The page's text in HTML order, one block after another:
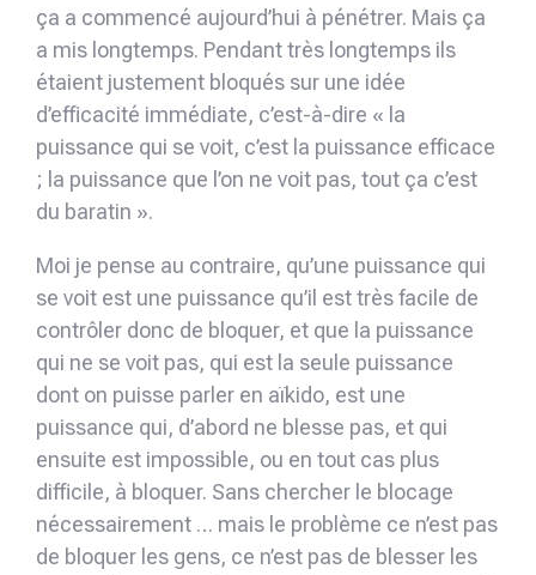
ça a commencé aujourd’hui à pénétrer. Mais ça
a mis longtemps. Pendant très longtemps ils
étaient justement bloqués sur une idée
d’efficacité immédiate, c’est-à-dire « la
puissance qui se voit, c’est la puissance efficace
; la puissance que l’on ne voit pas, tout ça c’est
du baratin ».
Moi je pense au contraire, qu’une puissance qui
se voit est une puissance qu’il est très facile de
contrôler donc de bloquer, et que la puissance
qui ne se voit pas, qui est la seule puissance
dont on puisse parler en aïkido, est une
puissance qui, d’abord ne blesse pas, et qui
ensuite est impossible, ou en tout cas plus
difficile, à bloquer. Sans chercher le blocage
nécessairement … mais le problème ce n’est pas
de bloquer les gens, ce n’est pas de blesser les